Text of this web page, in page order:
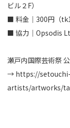
ビル２F）
■ 料金｜300円（
■ 協力｜Opsodis
瀬戸内国際芸術祭
→ https://
artists/artworks/